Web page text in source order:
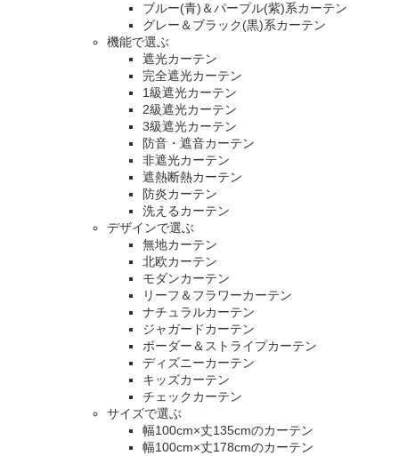
ブルー(青)＆パープル(紫)系カーテン
グレー＆ブラック(黒)系カーテン
機能で選ぶ
遮光カーテン
完全遮光カーテン
1級遮光カーテン
2級遮光カーテン
3級遮光カーテン
防音・遮音カーテン
非遮光カーテン
遮熱断熱カーテン
防炎カーテン
洗えるカーテン
デザインで選ぶ
無地カーテン
北欧カーテン
モダンカーテン
リーフ＆フラワーカーテン
ナチュラルカーテン
ジャガードカーテン
ボーダー＆ストライプカーテン
ディズニーカーテン
キッズカーテン
チェックカーテン
サイズで選ぶ
幅100cm×丈135cmのカーテン
幅100cm×丈178cmのカーテン